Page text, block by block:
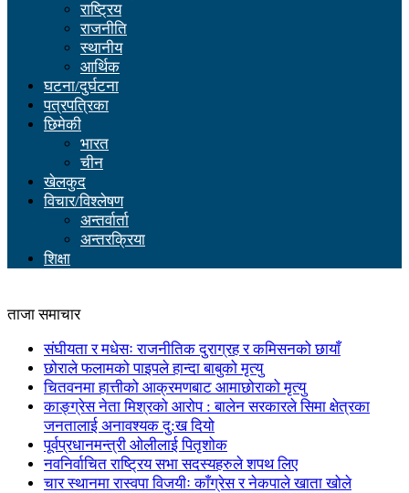
राष्ट्रिय
राजनीति
स्थानीय
आर्थिक
घटना/दुर्घटना
पत्रपत्रिका
छिमेकी
भारत
चीन
खेलकुद
विचार/विश्लेषण
अन्तर्वार्ता
अन्तरक्रिया
शिक्षा
ताजा समाचार
संघीयता र मधेसः राजनीतिक दुराग्रह र कमिसनको छायाँ
छोराले फलामको पाइपले हान्दा बाबुको मृत्यु
चितवनमा हात्तीको आक्रमणबाट आमाछोराको मृत्यु
काङ्ग्रेस नेता मिश्रको आरोप : बालेन सरकारले सिमा क्षेत्रका
जनतालाई अनावश्यक दु:ख दियो
पूर्वप्रधानमन्त्री ओलीलाई पितृशोक
नवनिर्वाचित राष्ट्रिय सभा सदस्यहरुले शपथ लिए
चार स्थानमा रास्वपा विजयीः काँग्रेस र नेकपाले खाता खोले